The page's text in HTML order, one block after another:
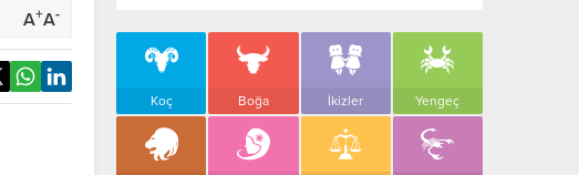
Koç Boğa İkizler Yengeç
A+A-